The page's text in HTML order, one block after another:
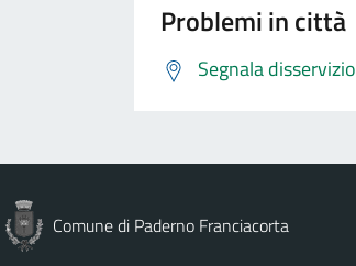
Problemi in città
Segnala disservizio
Comune di Paderno Franciacorta